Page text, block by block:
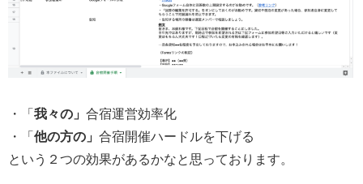
・「 我々の」 合宿運営効率化
・「 他の方の」 合宿開催ハードルを下げる
という２つの効果があるかなと思っております。